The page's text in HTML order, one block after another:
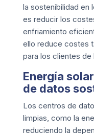
la sostenibilidad en
es reducir los
enfriamiento
ello reduce costes
para los clientes de
Energía
de datos
Los centros de
limpias, como la
reduciendo la